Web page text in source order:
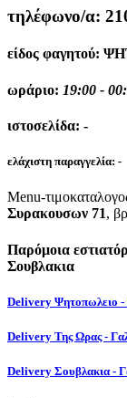
τηλέφωνο/α:
είδος φαγητού:
ωράριο: 19:00 -
ιστοσελίδα: -
ελάχιστη παραγγελία: -
Menu-
Συρακουσων 71,
Παρόμοια
Σουβλακια
Delivery Ψητοπωλειο -
Delivery Της Ωρας -
Delivery Σουβλακια -